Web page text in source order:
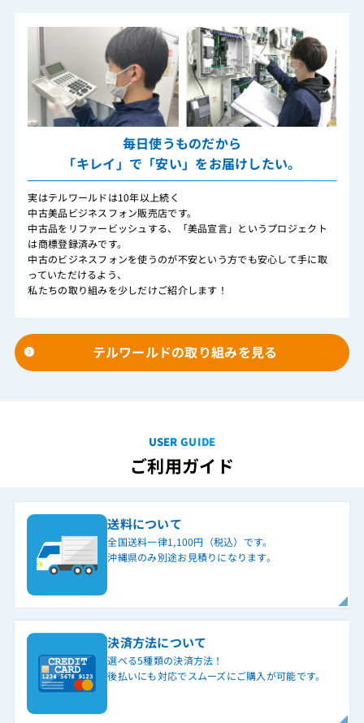
毎日使うものだから
「キレイ」で「安い」をお届けしたい。
実はテルワールドは10年以上続く
中古美品ビジネスフォン販売店です。
中古品をリファービッシュする、「美品宣言」というプロジェクト
は商標登録済みです。
中古のビジネスフォンを使うのが不安という方でも安心して手に取
っていただけるよう、
私たちの取り組みを少しだけご紹介します！
テルワールドの取り組みを見る
USER GUIDE
ご利用ガイド
送料について
全国送料一律1,100円（税込）です。
沖縄県のみ別途お見積りになります。
決済方法について
選べる5種類の決済方法！
後払いにも対応でスムーズにご購入が可能です。